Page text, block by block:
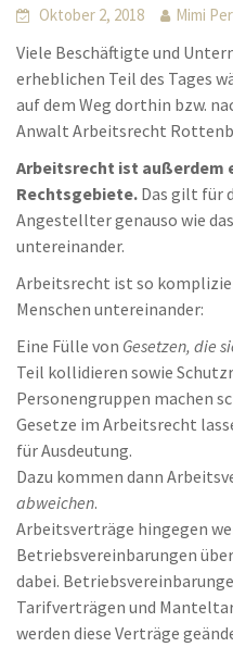
Oktober 2, 2018 Mimi
Viele Beschäftigte und
erheblichen Teil des Tages
auf dem Weg dorthin bzw.
Anwalt Arbeitsrecht
Arbeitsrecht ist
Rechtsgebiete. Das gilt für
Angestellter genauso wie
untereinander.
Arbeitsrecht ist so
Menschen untereinander:
Eine Fülle von Gesetzen, die
Teil kollidieren sowie
Personengruppen machen
Gesetze im Arbeitsrecht
für Ausdeutung.
Dazu kommen dann
abweichen.
Arbeitsverträge hingegen
Betriebsvereinbarungen
dabei.
Tarifverträgen und
werden diese Verträge